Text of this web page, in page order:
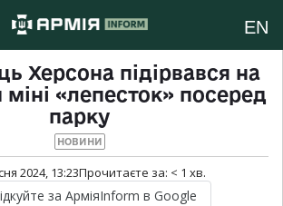
EN
Херсона підірвався на
міні «лепесток» посеред
парку
НОВИНИ
2024, 13:23Прочитаєте за: < 1 хв.
за АрміяInform в Google